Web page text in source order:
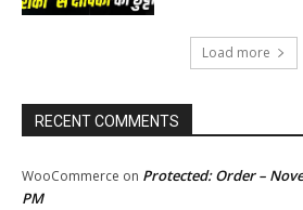
Load more
RECENT COMMENTS
WooCommerce on Protected: Order –
PM